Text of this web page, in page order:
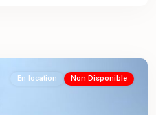
En location Non Disponible